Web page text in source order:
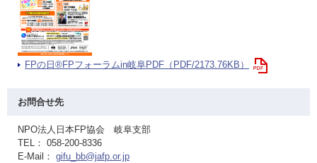
FPの日®FPフォーラムin岐阜PDF（PDF/2173.76KB）
お問合せ先
NPO法人日本FP協会 岐阜支部
TEL： 058-200-8336
E-Mail： gifu_bb@jafp.or.jp